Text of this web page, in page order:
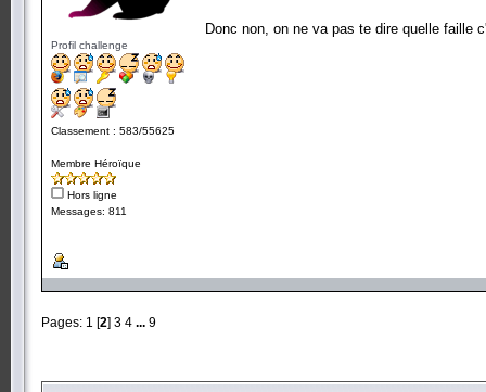
Profil challenge
Classement : 583/55625
Membre Héroïque
Hors ligne
Messages: 811
Donc non, on ne va pas te dire quelle faille
Pages: 1 [2] 3 4 ... 9